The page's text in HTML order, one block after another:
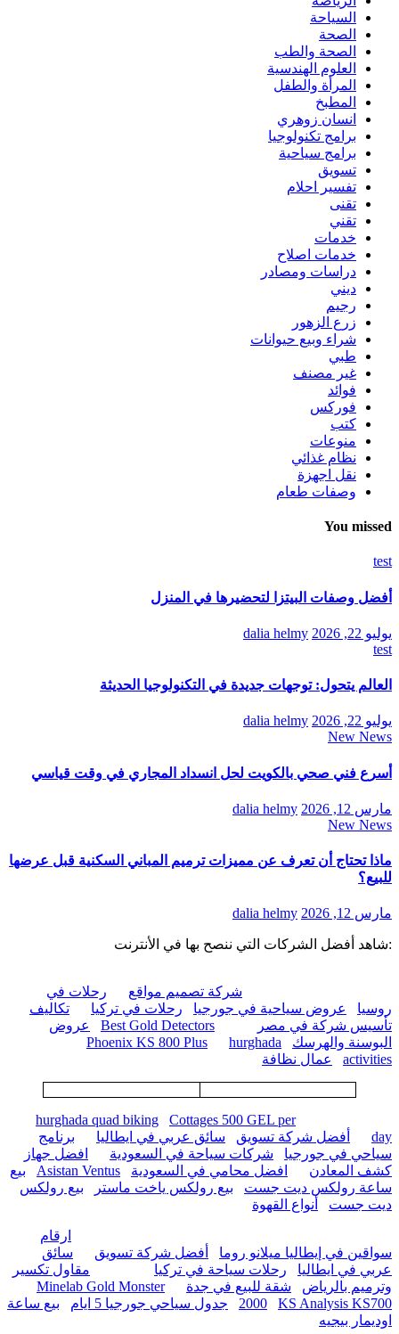
السياحة
الصحة
الصحة والطب
العلوم الهندسية
المرأة والطفل
المطبخ
انسان زوهري
برامج تكنولوجيا
برامج سياحية
تسويق
تفسير احلام
تقنى
تقني
خدمات
خدمات اصلاح
دراسات ومصادر
ديني
رجيم
زرع الزهور
شراء وبيع حيوانات
طبي
غير مصنف
فوائد
فوركس
كتب
منوعات
نظام غذائي
نقل اجهزة
وصفات طعام
You missed
test
أفضل وصفات البيتزا لتحضيرها في المنزل
يوليو 22, 2026
dalia helmy
test
العالم يتحول: توجهات جديدة في التكنولوجيا الحديثة
يوليو 22, 2026
dalia helmy
New News
أسرع فني صحي بالكويت لحل انسداد المجاري في وقت قياسي
مارس 12, 2026
dalia helmy
New News
ماذا تحتاج أن تعرف عن مميزات ترميم المباني السكنية قبل عرضها
للبيع؟
مارس 12, 2026 dalia helmy
:شاهد أفضل الشركات التي ننصح بها في الأنترنت
شركة تصميم مواقع
رحلات في
روسيا
عروض سياحية في جورجيا رحلات في تركيا
تكاليف
تأسيس شركة في مصر
Best Gold Detectors
عروض
البوسنة والهرسك
Phoenix KS 800 Plus
hurghada
activities
عمال نظافة
hurghada quad biking
Cottages 500 GEL per
day
أفضل شركة تسويق سائق عربي في ايطاليا
برنامج
سياحي في جورجيا
شركات سياحة في السعودية
افضل جهاز
كشف المعادن
افضل محامي في السعودية Asistan Ventus
بيع
ساعة رولكس ديت جست
بيع رولكس ياخت ماستر
بيع رولكس
ديت جست
أنواع القهوة
ارقام
سواقين في إيطاليا ميلانو روما
أفضل شركة تسويق
سائق
عربي في ايطاليا
رحلات سياحة في تركيا
مقاول تكسير
وترميم بالرياض
شقة للبيع في جدة
Minelab Gold Monster
2000
KS Analysis KS700 جدول سياحي جورجيا 5 ايام
بيع ساعة
اوديمار بيجيه